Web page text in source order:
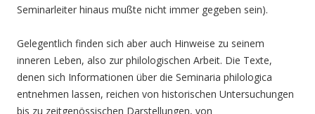
Seminarleiter hinaus mußte nicht immer gegeben sein).
Gelegentlich finden sich aber auch Hinweise zu seinem
inneren Leben, also zur philologischen Arbeit. Die Texte,
denen sich Informationen über die Seminaria philologica
entnehmen lassen, reichen von historischen Untersuchungen
bis zu zeitgenössischen Darstellungen, von